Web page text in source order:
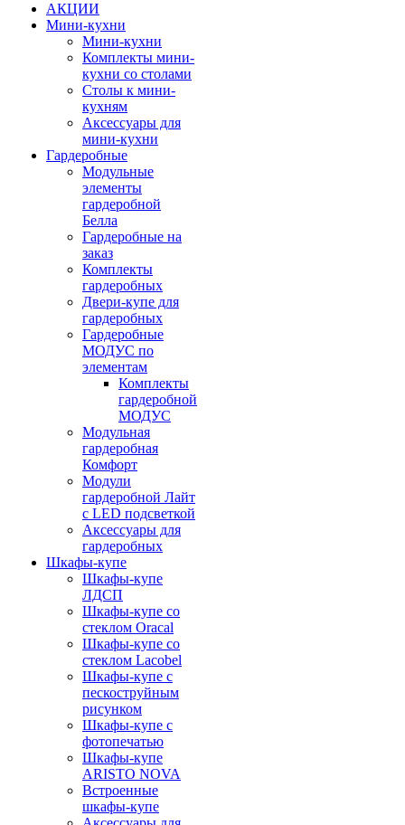
АКЦИИ
Мини-кухни
Мини-кухни
Комплекты мини-
кухни со столами
Столы к мини-
кухням
Аксессуары для
мини-кухни
Гардеробные
Модульные
элементы
гардеробной
Белла
Гардеробные на
заказ
Комплекты
гардеробных
Двери-купе для
гардеробных
Гардеробные
МОДУС по
элементам
Комплекты
гардеробной
МОДУС
Модульная
гардеробная
Комфорт
Модули
гардеробной Лайт
с LED подсветкой
Аксессуары для
гардеробных
Шкафы-купе
Шкафы-купе
ЛДСП
Шкафы-купе со
стеклом Oracal
Шкафы-купе со
стеклом Lacobel
Шкафы-купе с
пескоструйным
рисунком
Шкафы-купе с
фотопечатью
Шкафы-купе
ARISTO NOVA
Встроенные
шкафы-купе